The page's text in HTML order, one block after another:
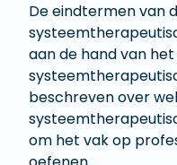
De eindtermen van
aan de hand van
beschreven over
om het vak op